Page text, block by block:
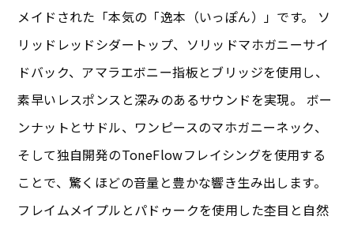
メイドされた「本気の「逸本（いっぽん）」です。 ソ
リッドレッドシダートップ、ソリッドマホガニーサイ
ドバック、アマラエボニー指板とブリッジを使用し、
素早いレスポンスと深みのあるサウンドを実現。 ボー
ンナットとサドル、ワンピースのマホガニーネック、
そして独自開発のToneFlowフレイシングを使用する
ことで、驚くほどの音量と豊かな響き生み出します。
フレイムメイプルとパドゥークを使用した杢目と自然